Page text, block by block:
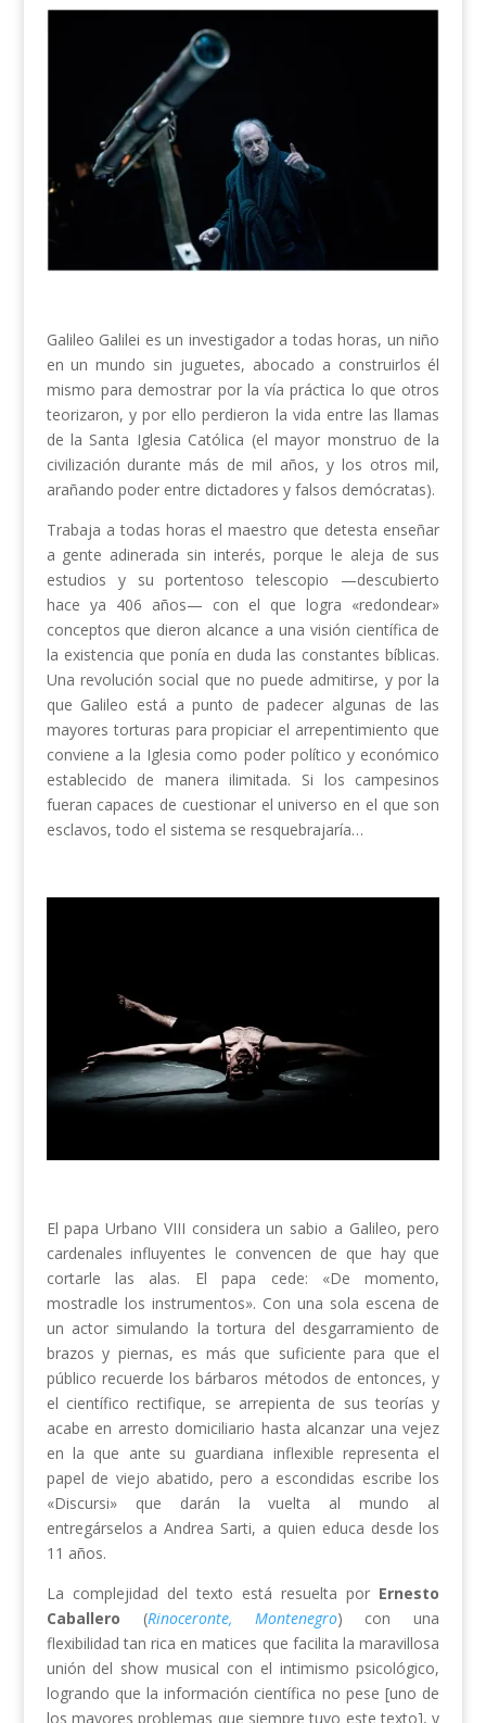
Galileo Galilei es un investigador a todas horas, un niño
en un mundo sin juguetes, abocado a construirlos él
mismo para demostrar por la vía práctica lo que otros
teorizaron, y por ello perdieron la vida entre las llamas
de la Santa Iglesia Católica (el mayor monstruo de la
civilización durante más de mil años, y los otros mil,
arañando poder entre dictadores y falsos demócratas).
Trabaja a todas horas el maestro que detesta enseñar
a gente adinerada sin interés, porque le aleja de sus
estudios y su portentoso telescopio —descubierto
hace ya 406 años— con el que logra «redondear»
conceptos que dieron alcance a una visión científica de
la existencia que ponía en duda las constantes bíblicas.
Una revolución social que no puede admitirse, y por la
que Galileo está a punto de padecer algunas de las
mayores torturas para propiciar el arrepentimiento que
conviene a la Iglesia como poder político y económico
establecido de manera ilimitada. Si los campesinos
fueran capaces de cuestionar el universo en el que son
esclavos, todo el sistema se resquebrajaría…
El papa Urbano VIII considera un sabio a Galileo, pero
cardenales influyentes le convencen de que hay que
cortarle las alas. El papa cede: «De momento,
mostradle los instrumentos». Con una sola escena de
un actor simulando la tortura del desgarramiento de
brazos y piernas, es más que suficiente para que el
público recuerde los bárbaros métodos de entonces, y
el científico rectifique, se arrepienta de sus teorías y
acabe en arresto domiciliario hasta alcanzar una vejez
en la que ante su guardiana inflexible representa el
papel de viejo abatido, pero a escondidas escribe los
«Discursi» que darán la vuelta al mundo al
entregárselos a Andrea Sarti, a quien educa desde los
11 años.
La complejidad del texto está resuelta por Ernesto
Caballero (Rinoceronte, Montenegro) con una
flexibilidad tan rica en matices que facilita la maravillosa
unión del show musical con el intimismo psicológico,
logrando que la información científica no pese [uno de
los mayores problemas que siempre tuvo este texto], y